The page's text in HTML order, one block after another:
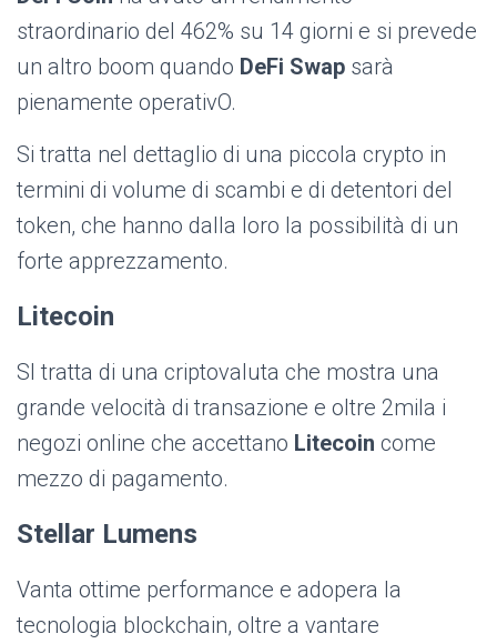
straordinario del 462% su 14 giorni e si prevede
un altro boom quando DeFi Swap sarà
pienamente operativO.
Si tratta nel dettaglio di una piccola crypto in
termini di volume di scambi e di detentori del
token, che hanno dalla loro la possibilità di un
forte apprezzamento.
Litecoin
SI tratta di una criptovaluta che mostra una
grande velocità di transazione e oltre 2mila i
negozi online che accettano Litecoin come
mezzo di pagamento.
Stellar Lumens
Vanta ottime performance e adopera la
tecnologia blockchain, oltre a vantare